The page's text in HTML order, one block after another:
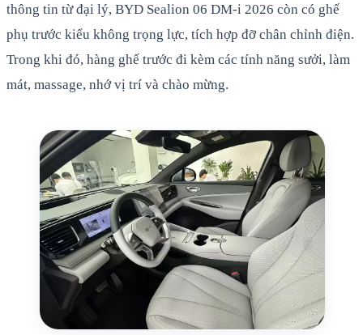
thông tin từ đại lý, BYD Sealion 06 DM-i 2026 còn có ghế
phụ trước kiểu không trọng lực, tích hợp đỡ chân chỉnh điện.
Trong khi đó, hàng ghế trước đi kèm các tính năng sưởi, làm
mát, massage, nhớ vị trí và chào mừng.